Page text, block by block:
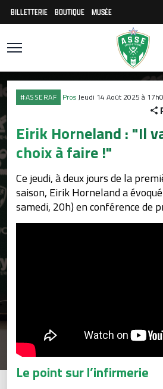
BILLETTERIE BOUTIQUE MUSÉE
#ASSERAF ProsJeudi 14 Août 2025 à
Eirik Horneland : "Il
choix à faire !"
Ce jeudi, à deux jours de la
saison, Eirik Horneland a
samedi, 20h) en conférence de
Le point sur l’infirmerie